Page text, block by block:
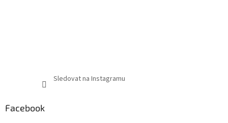
Sledovat na Instagramu
Facebook